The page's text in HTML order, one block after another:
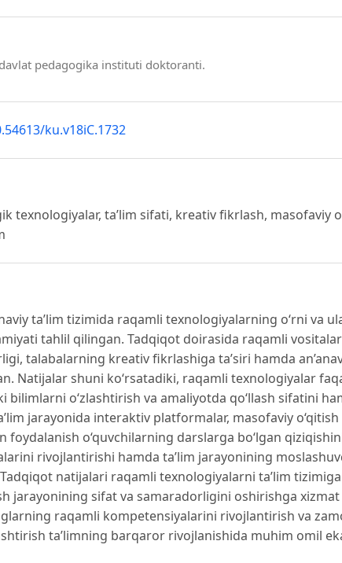
pedagogika instituti doktoranti.
ku.v18iC.1732
texnologiyalar, ta’lim sifati, kreativ fikrlash, masofaviy
ta’lim tizimida raqamli texnologiyalarning o‘rni va
tahlil qilingan. Tadqiqot doirasida raqamli
talabalarning kreativ fikrlashiga ta’siri hamda
Natijalar shuni ko‘rsatadiki, raqamli texnologiyalar
bilimlarni o‘zlashtirish va amaliyotda qo‘llash sifatini
jarayonida interaktiv platformalar, masofaviy
foydalanish o‘quvchilarning darslarga bo‘lgan
rivojlantirishi hamda ta’lim jarayonining
natijalari raqamli texnologiyalarni ta’lim
jarayonining sifat va samaradorligini oshirishga xizmat
raqamli kompetensiyalarini rivojlantirish va
ta’limning barqaror rivojlanishida muhim omil